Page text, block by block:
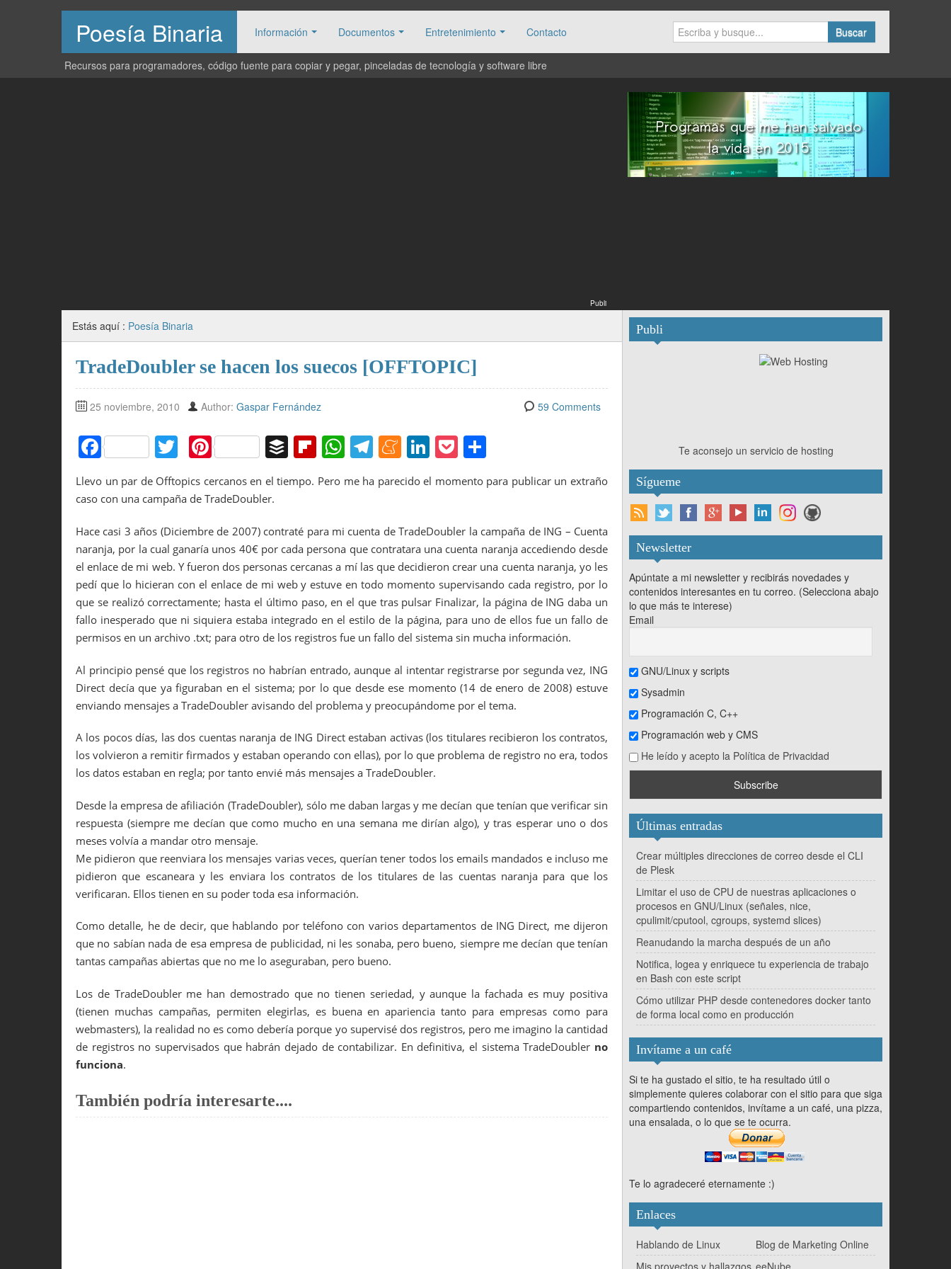
Poesía Binaria Información Documentos Entretenimiento Contacto Buscar
Recursos para programadores, código fuente para copiar y pegar, pinceladas de tecnología y software libre
Publi
Estás aquí : Poesía Binaria
TradeDoubler se hacen los suecos [OFFTOPIC]
25 noviembre, 2010 Author: Gaspar Fernández 59 Comments
F
c
b
o
o
k
T
w
itt
Pi
er
st
B
f
Fl
ip
b
ar
d
W
at
A
p
p
T
e
a
m
M
e
n
a
m
e
Li
n
k
dI
n
P
ck m
ar
tir
Llevo un par de Offtopics cercanos en el tiempo. Pero me ha parecido el momento para publicar un extraño
caso con una campaña de TradeDoubler.
Hace casi 3 años (Diciembre de 2007) contraté para mi cuenta de TradeDoubler la campaña de ING – Cuenta
naranja, por la cual ganaría unos 40€ por cada persona que contratara una cuenta naranja accediendo desde
el enlace de mi web. Y fueron dos personas cercanas a mí las que decidieron crear una cuenta naranja, yo les
pedí que lo hicieran con el enlace de mi web y estuve en todo momento supervisando cada registro, por lo
que se realizó correctamente; hasta el último paso, en el que tras pulsar Finalizar, la página de ING daba un
fallo inesperado que ni siquiera estaba integrado en el estilo de la página, para uno de ellos fue un fallo de
permisos en un archivo .txt; para otro de los registros fue un fallo del sistema sin mucha información.
Al principio pensé que los registros no habrían entrado, aunque al intentar registrarse por segunda vez, ING
Direct decía que ya figuraban en el sistema; por lo que desde ese momento (14 de enero de 2008) estuve
enviando mensajes a TradeDoubler avisando del problema y preocupándome por el tema.
A los pocos días, las dos cuentas naranja de ING Direct estaban activas (los titulares recibieron los contratos,
los volvieron a remitir firmados y estaban operando con ellas), por lo que problema de registro no era, todos
los datos estaban en regla; por tanto envié más mensajes a TradeDoubler.
Desde la empresa de afiliación (TradeDoubler), sólo me daban largas y me decían que tenían que verificar sin
respuesta (siempre me decían que como mucho en una semana me dirían algo), y tras esperar uno o dos
meses volvía a mandar otro mensaje.
Me pidieron que reenviara los mensajes varias veces, querían tener todos los emails mandados e incluso me
pidieron que escaneara y les enviara los contratos de los titulares de las cuentas naranja para que los
verificaran. Ellos tienen en su poder toda esa información.
Como detalle, he de decir, que hablando por teléfono con varios departamentos de ING Direct, me dijeron
que no sabían nada de esa empresa de publicidad, ni les sonaba, pero bueno, siempre me decían que tenían
tantas campañas abiertas que no me lo aseguraban, pero bueno.
Los de TradeDoubler me han demostrado que no tienen seriedad, y aunque la fachada es muy positiva
(tienen muchas campañas, permiten elegirlas, es buena en apariencia tanto para empresas como para
webmasters), la realidad no es como debería porque yo supervisé dos registros, pero me imagino la cantidad
de registros no supervisados que habrán dejado de contabilizar. En definitiva, el sistema TradeDoubler no
funciona.
También podría interesarte....
Publi
Te aconsejo un servicio de hosting
Sígueme
Newsletter
Apúntate a mi newsletter y recibirás novedades y
contenidos interesantes en tu correo. (Selecciona abajo
lo que más te interese)
Email
GNU/Linux y scripts
Sysadmin
Programación C, C++
Programación web y CMS
He leído y acepto la Política de Privacidad
Últimas entradas
Crear múltiples direcciones de correo desde el CLI
de Plesk
Limitar el uso de CPU de nuestras aplicaciones o
procesos en GNU/Linux (señales, nice,
cpulimit/cputool, cgroups, systemd slices)
Reanudando la marcha después de un año
Notifica, logea y enriquece tu experiencia de trabajo
en Bash con este script
Cómo utilizar PHP desde contenedores docker tanto
de forma local como en producción
Invítame a un café
Si te ha gustado el sitio, te ha resultado útil o
simplemente quieres colaborar con el sitio para que siga
compartiendo contenidos, invítame a un café, una pizza,
una ensalada, o lo que se te ocurra.
Te lo agradeceré eternamente :)
Enlaces
Hablando de Linux
Blog de Marketing Online